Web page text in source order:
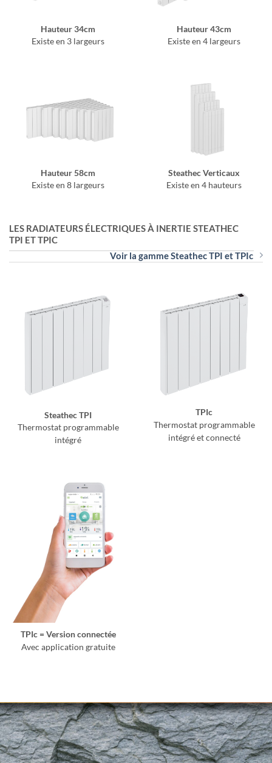
Hauteur 34cm
Existe en 3 largeurs
Hauteur 43cm
Existe en 4 largeurs
Hauteur 58cm
Existe en 8 largeurs
Steathec Verticaux
Existe en 4 hauteurs
LES RADIATEURS ÉLECTRIQUES À INERTIE STEATHEC
TPI ET TPIC
Voir la gamme Steathec TPI et TPIc
Steathec TPI
Thermostat programmable
intégré
TPIc
Thermostat programmable
intégré et connecté
TPIc = Version connectée
Avec application gratuite